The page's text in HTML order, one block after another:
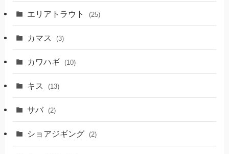
エリアトラウト (25)
カマス (3)
カワハギ (10)
キス (13)
サバ (2)
ショアジギング (2)